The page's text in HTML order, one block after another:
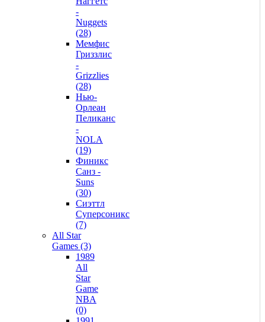
-
Nuggets
(28)
Мемфис
Гриззлис
-
Grizzlies
(28)
Нью-
Орлеан
Пеликанс
-
NOLA
(19)
Финикс
Санз -
Suns
(30)
Сиэттл
Суперсоникс
(7)
All Star
Games (3)
1989
All
Star
Game
NBA
(0)